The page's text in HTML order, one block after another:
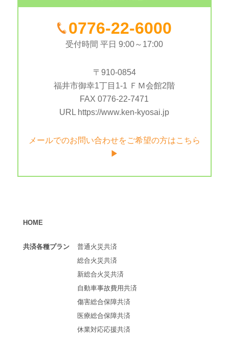
0776-22-6000
受付時間 平日 9:00～17:00
〒910-0854
福井市御幸1丁目1-1 ＦＭ会館2階
FAX 0776-22-7471
URL https://www.ken-kyosai.jp
メールでのお問い合わせをご希望の方はこちら
▶︎
HOME
共済各種プラン
普通火災共済
総合火災共済
新総合火災共済
自動車事故費用共済
傷害総合保障共済
医療総合保障共済
休業対応応援共済